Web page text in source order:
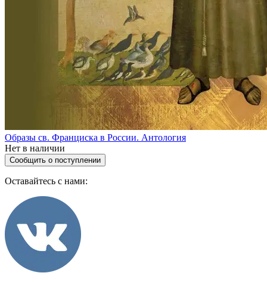
Образы св. Франциска в России. Антология
Нет в наличии
Сообщить о поступлении
Оставайтесь с нами: